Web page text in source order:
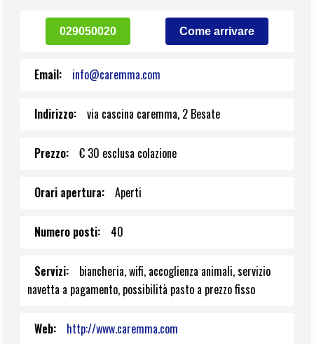
029050020 Come arrivare
Email: info@caremma.com
Indirizzo: via cascina caremma, 2 Besate
Prezzo: € 30 esclusa colazione
Orari apertura: Aperti
Numero posti: 40
Servizi:
biancheria, wifi, accoglienza animali, servizio
navetta a pagamento, possibilità pasto a prezzo fisso
Web: http://www.caremma.com